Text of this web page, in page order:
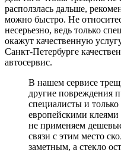
расползлась дальше,
можно быстро. Не
несерьезно, ведь только
окажут качественную
Санкт-Петербурге
автосервис.
В нашем сервисе
другие повреждения
специалисты и
европейскими
не применяем
связи с этим место
заметным, а стекло